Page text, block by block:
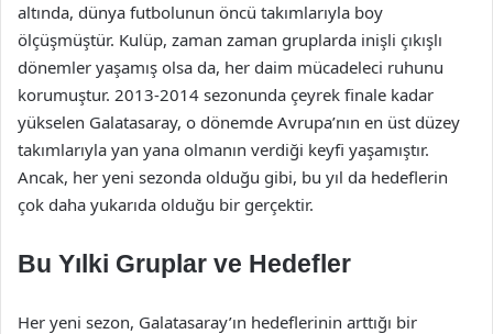
altında, dünya futbolunun öncü takımlarıyla boy
ölçüşmüştür. Kulüp, zaman zaman gruplarda inişli çıkışlı
dönemler yaşamış olsa da, her daim mücadeleci ruhunu
korumuştur. 2013-2014 sezonunda çeyrek finale kadar
yükselen Galatasaray, o dönemde Avrupa’nın en üst düzey
takımlarıyla yan yana olmanın verdiği keyfi yaşamıştır.
Ancak, her yeni sezonda olduğu gibi, bu yıl da hedeflerin
çok daha yukarıda olduğu bir gerçektir.
Bu Yılki Gruplar ve Hedefler
Her yeni sezon, Galatasaray’ın hedeflerinin arttığı bir